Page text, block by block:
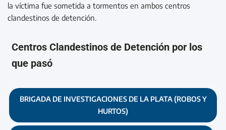
la víctima fue sometida a tormentos en ambos centros
clandestinos de detención.
Centros Clandestinos de Detención por los
que pasó
BRIGADA DE INVESTIGACIONES DE LA PLATA (ROBOS Y
HURTOS)